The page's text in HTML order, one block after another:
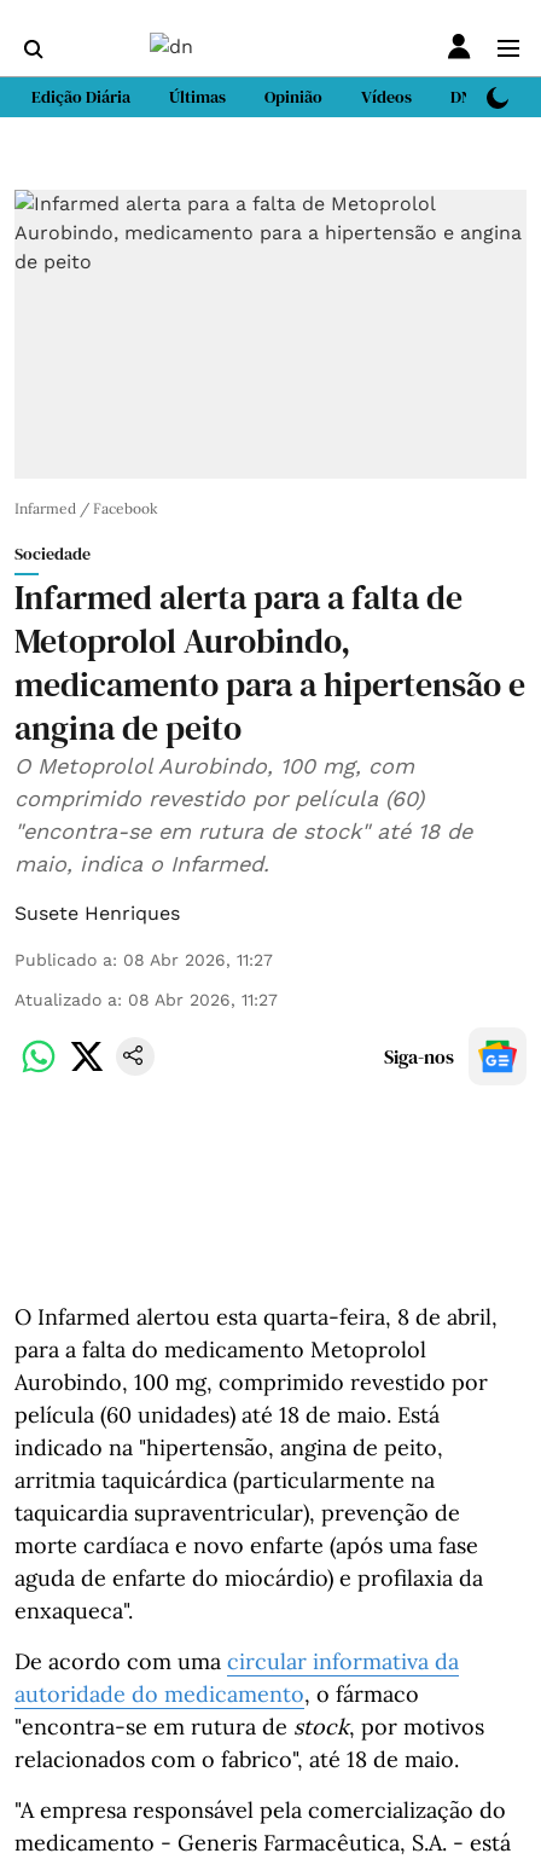
Edição Diária Últimas Opinião Vídeos DN Sport
Infarmed / Facebook
Sociedade
Infarmed alerta para a falta de
Metoprolol Aurobindo,
medicamento para a hipertensão e
angina de peito
O Metoprolol Aurobindo, 100 mg, com
comprimido revestido por película (60)
"encontra-se em rutura de stock" até 18 de
maio, indica o Infarmed.
Susete Henriques
Publicado a: 08 Abr 2026, 11:27
Atualizado a: 08 Abr 2026, 11:27
Siga-nos
O Infarmed alertou esta quarta-feira, 8 de abril,
para a falta do medicamento Metoprolol
Aurobindo, 100 mg, comprimido revestido por
película (60 unidades) até 18 de maio. Está
indicado na "hipertensão, angina de peito,
arritmia taquicárdica (particularmente na
taquicardia supraventricular), prevenção de
morte cardíaca e novo enfarte (após uma fase
aguda de enfarte do miocárdio) e profilaxia da
enxaqueca".
De acordo com uma circular informativa da
autoridade do medicamento, o fármaco
"encontra-se em rutura de stock, por motivos
relacionados com o fabrico", até 18 de maio.
"A empresa responsável pela comercialização do
medicamento - Generis Farmacêutica, S.A. - está